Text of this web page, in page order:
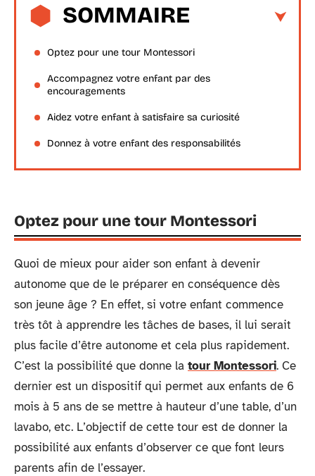
SOMMAIRE
Optez pour une tour Montessori
Accompagnez votre enfant par des
encouragements
Aidez votre enfant à satisfaire sa curiosité
Donnez à votre enfant des responsabilités
Optez pour une tour Montessori
Quoi de mieux pour aider son enfant à devenir
autonome que de le préparer en conséquence dès
son jeune âge ? En effet, si votre enfant commence
très tôt à apprendre les tâches de bases, il lui serait
plus facile d’être autonome et cela plus rapidement.
C’est la possibilité que donne la tour Montessori. Ce
dernier est un dispositif qui permet aux enfants de 6
mois à 5 ans de se mettre à hauteur d’une table, d’un
lavabo, etc. L’objectif de cette tour est de donner la
possibilité aux enfants d’observer ce que font leurs
parents afin de l’essayer.